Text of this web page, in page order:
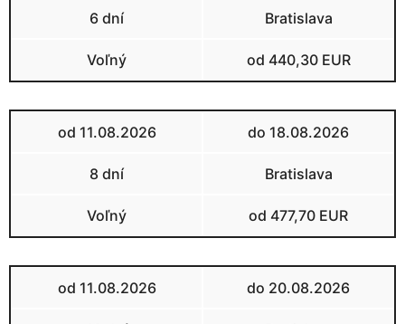
6 dní Bratislava
Voľný od 440,30 EUR
od 11.08.2026 do 18.08.2026
8 dní Bratislava
Voľný od 477,70 EUR
od 11.08.2026 do 20.08.2026